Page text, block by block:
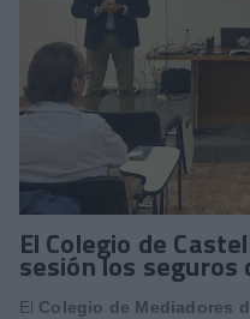
El Colegio de
sesión los
El Colegio de Mediadores